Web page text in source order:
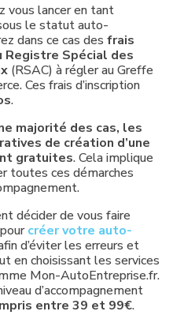
vous lancer en tant
le statut auto-
dans ce cas des frais
Registre Spécial des
(RSAC) à régler au Greffe
Ces frais d’inscription
.
majorité des cas, les
de création d’une
gratuites. Cela implique
toutes ces démarches
décider de vous faire
créer votre auto-
d’éviter les erreurs et
en choisissant les services
Mon-AutoEntreprise.fr.
d’accompagnement
entre 39 et 99€.